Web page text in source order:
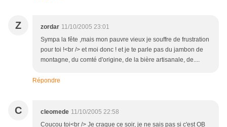
Z zordar 11/10/2005 23:01
Sympa la fête ,mais mon pauvre vieux je souffre de frustration
pour toi !<br /> et moi donc ! et je te parle pas du jambon de
montagne, du comté d'origine, de la bière artisanale, de....
Répondre
C cleomede 11/10/2005 22:58
Coucou toi<br /> Je craque ce soir, je ne sais pas si c'est OB